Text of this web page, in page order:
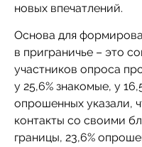
новых впечатлений.
Основа для
в приграничье – это
участников опроса
у 25,6% знакомые, у
опрошенных указали,
контакты со своими
границы, 23,6%